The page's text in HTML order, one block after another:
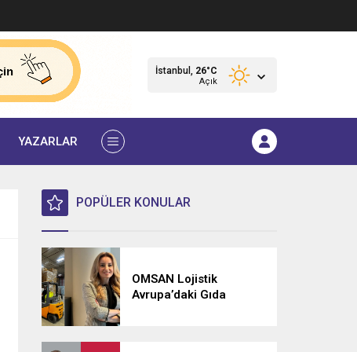
İstanbul, 26°C
Açık
YAZARLAR
POPÜLER KONULAR
OMSAN Lojistik
Avrupa’daki Gıda